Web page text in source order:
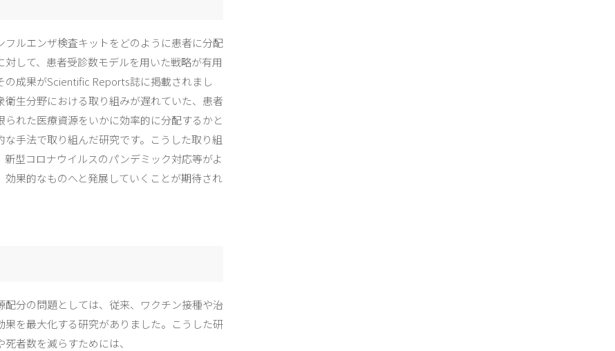
フルエンザ検査キットをどのように患者に分配
対して、患者受診数モデルを用いた戦略が有用
の成果がScientific Reports誌に掲載されまし
衛生分野における取り組みが遅れていた、患者
られた医療資源をいかに効率的に分配するかと
な手法で取り組んだ研究です。こうした取り組
新型コロナウイルスのパンデミック対応等がよ
効果的なものへと発展していくことが期待され
配分の問題としては、従来、ワクチン接種や治
果を最大化する研究がありました。こうした研
者数を減らすためには、